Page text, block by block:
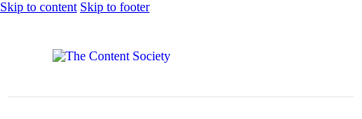
Skip to content Skip to footer